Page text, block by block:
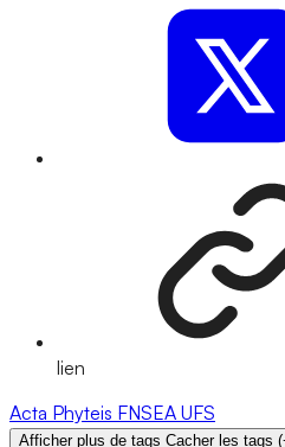
lien
Acta Phyteis FNSEA UFS
Afficher plus de tags Cacher les tags (